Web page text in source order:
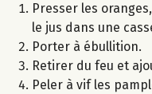
Presser les
le jus dans une
Porter à ébullition.
Retirer du feu et
Peler à vif les